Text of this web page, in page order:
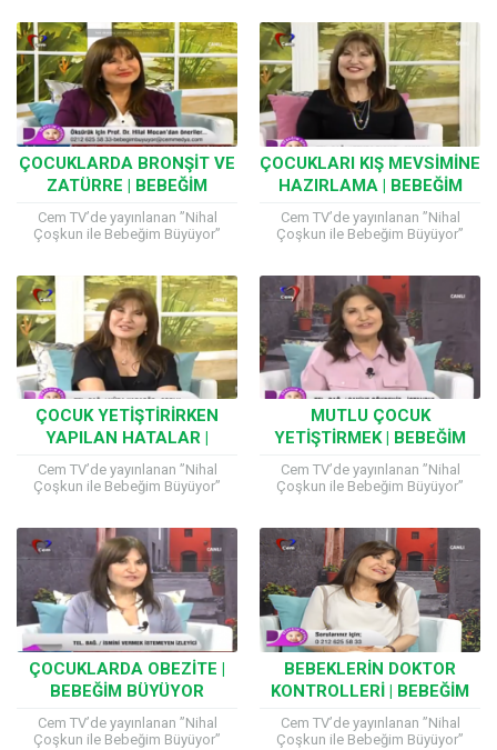
Hilal Mocan, çocuk sağlığıyla...
Hilal Mocan, çocuk sağlığıyla...
ÇOCUKLARDA BRONŞIT VE
ZATÜRRE | BEBEĞIM
BÜYÜYOR
Cem TV’de yayınlanan ”Nihal
Çoşkun ile Bebeğim Büyüyor”
Hilal Mocan, çocuk sağlığıyla...
ÇOCUKLARI KIŞ MEVSIMINE
HAZIRLAMA | BEBEĞIM
BÜYÜYOR
Cem TV’de yayınlanan ”Nihal
Çoşkun ile Bebeğim Büyüyor”
Hilal Mocan, çocuk sağlığıyla...
ÇOCUK YETIŞTIRIRKEN
YAPILAN HATALAR |
BEBEĞIM BÜYÜYOR
Cem TV’de yayınlanan ”Nihal
Çoşkun ile Bebeğim Büyüyor”
Hilal Mocan, çocuk sağlığıyla...
MUTLU ÇOCUK
YETIŞTIRMEK | BEBEĞIM
BÜYÜYOR
Cem TV’de yayınlanan ”Nihal
Çoşkun ile Bebeğim Büyüyor”
Hilal Mocan, çocuk sağlığıyla...
ÇOCUKLARDA OBEZITE |
BEBEĞIM BÜYÜYOR
Cem TV’de yayınlanan ”Nihal
Çoşkun ile Bebeğim Büyüyor”
BEBEKLERIN DOKTOR
KONTROLLERI | BEBEĞIM
BÜYÜYOR
Cem TV’de yayınlanan ”Nihal
Çoşkun ile Bebeğim Büyüyor”